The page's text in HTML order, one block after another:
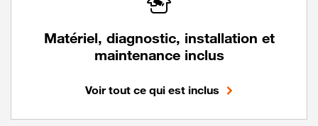
Matériel, diagnostic, installation et
maintenance inclus
Voir tout ce qui est inclus